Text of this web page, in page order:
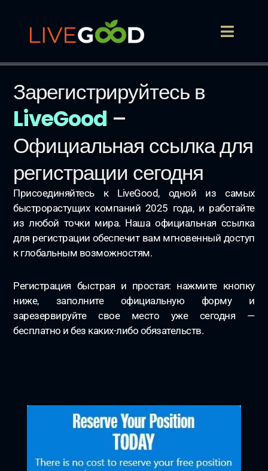
Зарегистрируйтесь в
LiveGood –
Официальная ссылка для
регистрации сегодня
Присоединяйтесь к LiveGood, одной из самых
быстрорастущих компаний 2025 года, и работайте
из любой точки мира. Наша официальная ссылка
для регистрации обеспечит вам мгновенный доступ
к глобальным возможностям.
Регистрация быстрая и простая: нажмите кнопку
ниже, заполните официальную форму и
зарезервируйте свое место уже сегодня —
бесплатно и без каких-либо обязательств.